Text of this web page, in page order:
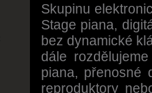
Skupinu
Stage piana,
bez dynamické
dále
piana, přenosné
reproduktory